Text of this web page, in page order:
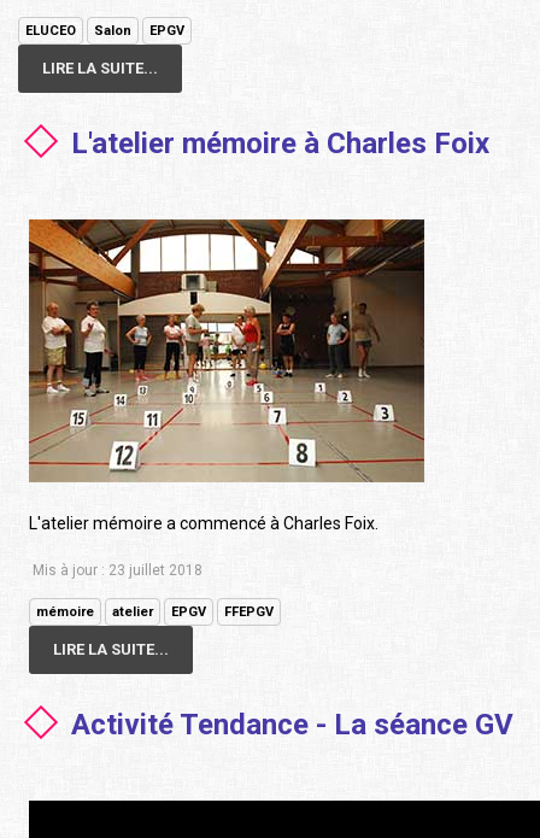
ELUCEO Salon EPGV
LIRE LA SUITE...
L'atelier mémoire à Charles Foix
L'atelier mémoire a commencé à Charles Foix.
Mis à jour : 23 juillet 2018
mémoire atelier EPGV FFEPGV
LIRE LA SUITE...
Activité Tendance - La séance GV